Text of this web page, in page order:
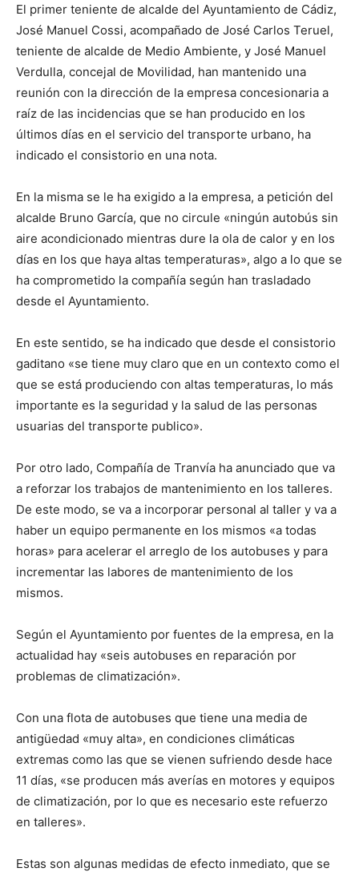
El primer teniente de alcalde del Ayuntamiento de Cádiz,
José Manuel Cossi, acompañado de José Carlos Teruel,
teniente de alcalde de Medio Ambiente, y José Manuel
Verdulla, concejal de Movilidad, han mantenido una
reunión con la dirección de la empresa concesionaria a
raíz de las incidencias que se han producido en los
últimos días en el servicio del transporte urbano, ha
indicado el consistorio en una nota.
En la misma se le ha exigido a la empresa, a petición del
alcalde Bruno García, que no circule «ningún autobús sin
aire acondicionado mientras dure la ola de calor y en los
días en los que haya altas temperaturas», algo a lo que se
ha comprometido la compañía según han trasladado
desde el Ayuntamiento.
En este sentido, se ha indicado que desde el consistorio
gaditano «se tiene muy claro que en un contexto como el
que se está produciendo con altas temperaturas, lo más
importante es la seguridad y la salud de las personas
usuarias del transporte publico».
Por otro lado, Compañía de Tranvía ha anunciado que va
a reforzar los trabajos de mantenimiento en los talleres.
De este modo, se va a incorporar personal al taller y va a
haber un equipo permanente en los mismos «a todas
horas» para acelerar el arreglo de los autobuses y para
incrementar las labores de mantenimiento de los
mismos.
Según el Ayuntamiento por fuentes de la empresa, en la
actualidad hay «seis autobuses en reparación por
problemas de climatización».
Con una flota de autobuses que tiene una media de
antigüedad «muy alta», en condiciones climáticas
extremas como las que se vienen sufriendo desde hace
11 días, «se producen más averías en motores y equipos
de climatización, por lo que es necesario este refuerzo
en talleres».
Estas son algunas medidas de efecto inmediato, que se